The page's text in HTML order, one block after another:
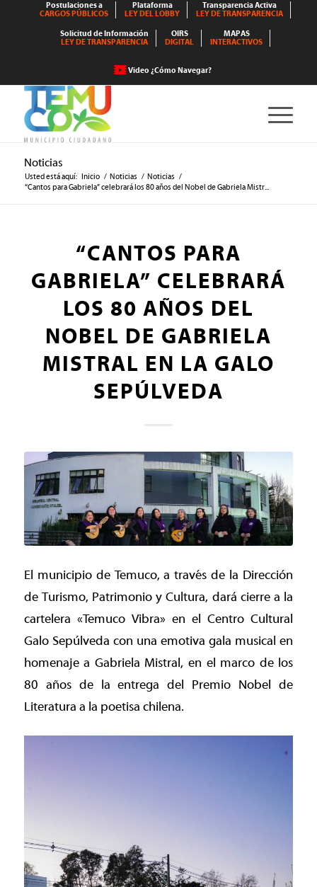
Postulaciones a
CARGOS PÚBLICOS
Plataforma
LEY DEL LOBBY
Transparencia Activa
LEY DE TRANSPARENCIA
Solicitud de Información
LEY DE TRANSPARENCIA
OIRS
DIGITAL
MAPAS
INTERACTIVOS
Video ¿Cómo Navegar?
Noticias
Usted está aquí: Inicio / Noticias / Noticias /
“Cantos para Gabriela” celebrará los 80 años del Nobel de Gabriela Mistr...
“CANTOS PARA
GABRIELA” CELEBRARÁ
LOS 80 AÑOS DEL
NOBEL DE GABRIELA
MISTRAL EN LA GALO
SEPÚLVEDA
El municipio de Temuco, a través de la Dirección
de Turismo, Patrimonio y Cultura, dará cierre a la
cartelera «Temuco Vibra» en el Centro Cultural
Galo Sepúlveda con una emotiva gala musical en
homenaje a Gabriela Mistral, en el marco de los
80 años de la entrega del Premio Nobel de
Literatura a la poetisa chilena.